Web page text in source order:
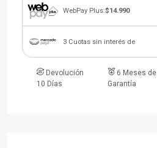
WebPay Plus:$14.990
3 Cuotas sin interés de
Devolución
10 Días
6 Meses de
Garantía